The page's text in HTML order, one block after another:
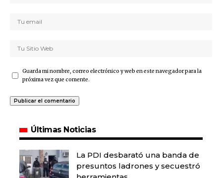
Guarda mi nombre, correo electrónico y web en este navegador para la
próxima vez que comente.
Últimas Noticias
La PDI desbarató una banda de
presuntos ladrones y secuestró